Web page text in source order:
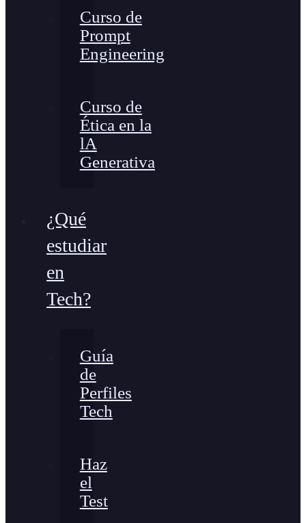
Curso de
Prompt
Engineering
Curso de
Ética en la
lA
Generativa
¿Qué
estudiar
en
Tech?
Guía
de
Perfiles
Tech
Haz
el
Test